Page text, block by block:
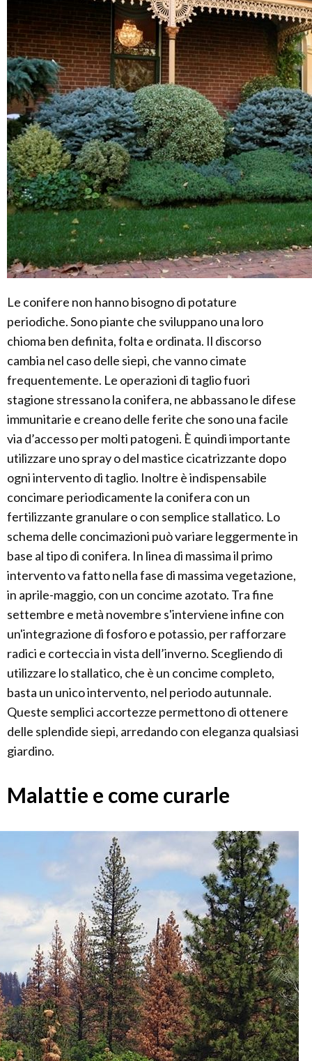
Le conifere non hanno bisogno di potature
periodiche. Sono piante che sviluppano una loro
chioma ben definita, folta e ordinata. Il discorso
cambia nel caso delle siepi, che vanno cimate
frequentemente. Le operazioni di taglio fuori
stagione stressano la conifera, ne abbassano le difese
immunitarie e creano delle ferite che sono una facile
via d’accesso per molti patogeni. È quindi importante
utilizzare uno spray o del mastice cicatrizzante dopo
ogni intervento di taglio. Inoltre è indispensabile
concimare periodicamente la conifera con un
fertilizzante granulare o con semplice stallatico. Lo
schema delle concimazioni può variare leggermente in
base al tipo di conifera. In linea di massima il primo
intervento va fatto nella fase di massima vegetazione,
in aprile-maggio, con un concime azotato. Tra fine
settembre e metà novembre s'interviene infine con
un'integrazione di fosforo e potassio, per rafforzare
radici e corteccia in vista dell’inverno. Scegliendo di
utilizzare lo stallatico, che è un concime completo,
basta un unico intervento, nel periodo autunnale.
Queste semplici accortezze permettono di ottenere
delle splendide siepi, arredando con eleganza qualsiasi
giardino.
Malattie e come curarle